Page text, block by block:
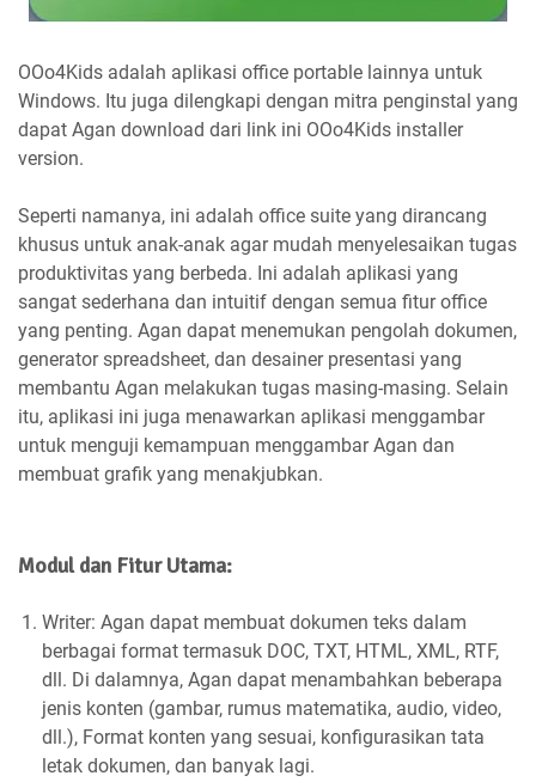
OOo4Kids adalah aplikasi office portable lainnya untuk
Windows. Itu juga dilengkapi dengan mitra penginstal yang
dapat Agan download dari link ini OOo4Kids installer
version.
Seperti namanya, ini adalah office suite yang dirancang
khusus untuk anak-anak agar mudah menyelesaikan tugas
produktivitas yang berbeda. Ini adalah aplikasi yang
sangat sederhana dan intuitif dengan semua fitur office
yang penting. Agan dapat menemukan pengolah dokumen,
generator spreadsheet, dan desainer presentasi yang
membantu Agan melakukan tugas masing-masing. Selain
itu, aplikasi ini juga menawarkan aplikasi menggambar
untuk menguji kemampuan menggambar Agan dan
membuat grafik yang menakjubkan.
Modul dan Fitur Utama:
Writer: Agan dapat membuat dokumen teks dalam
berbagai format termasuk DOC, TXT, HTML, XML, RTF,
dll. Di dalamnya, Agan dapat menambahkan beberapa
jenis konten (gambar, rumus matematika, audio, video,
dll.), Format konten yang sesuai, konfigurasikan tata
letak dokumen, dan banyak lagi.